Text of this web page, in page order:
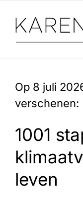
inhoud
Op 8 juli
verschenen:
1001
leven